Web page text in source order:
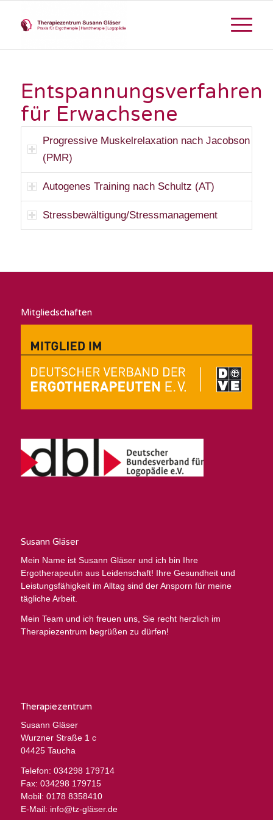
Entspannungsverfahren
für Erwachsene
Progressive Muskelrelaxation nach Jacobson
(PMR)
Autogenes Training nach Schultz (AT)
Stressbewältigung/Stressmanagement
Mitgliedschaften
Susann Gläser
Mein Name ist Susann Gläser und ich bin Ihre
Ergotherapeutin aus Leidenschaft! Ihre Gesundheit und
Leistungsfähigkeit im Alltag sind der Ansporn für meine
tägliche Arbeit.
Mein Team und ich freuen uns, Sie recht herzlich im
Therapiezentrum begrüßen zu dürfen!
Therapiezentrum
Susann Gläser
Wurzner Straße 1 c
04425 Taucha
Telefon: 034298 179714
Fax: 034298 179715
Mobil: 0178 8358410
E-Mail: info@tz-gläser.de